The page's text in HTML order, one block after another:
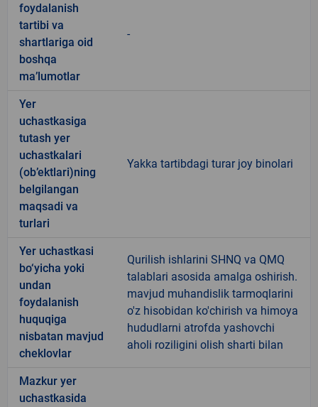
foydalanish
tartibi va
shartlariga oid
boshqa
ma’lumotlar
-
Yer
uchastkasiga
tutash yer
uchastkalari
(ob’ektlari)ning
belgilangan
maqsadi va
turlari
Yakka tartibdagi turar joy binolari
Yer uchastkasi
bo‘yicha yoki
undan
foydalanish
huquqiga
nisbatan mavjud
cheklovlar
Qurilish ishlarini SHNQ va QMQ
talablari asosida amalga oshirish.
mavjud muhandislik tarmoqlarini
o'z hisobidan ko'chirish va himoya
hududlarni atrofda yashovchi
aholi roziligini olish sharti bilan
Mazkur yer
uchastkasida